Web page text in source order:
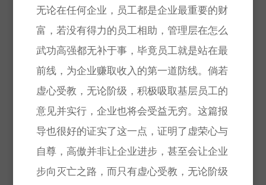
无论在任何企业，员工都是企业最重要的财
富，若没有得力的员工相助，管理层在怎么
武功高强都无补于事，毕竟员工就是站在最
前线，为企业赚取收入的第一道防线。倘若
虚心受教，无论阶级，积极吸取基层员工的
意见并实行，企业也将会受益无穷。这篇报
导也很好的证实了这一点，证明了虚荣心与
自尊，高傲并非让企业进步，甚至会让企业
步向灭亡之路，而只有虚心受教，无论阶级